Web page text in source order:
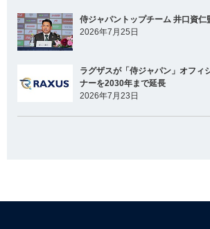
侍ジャパントップチーム 井口資仁
2026年7月25日
ラグザスが「侍ジャパン」オフィ
ナーを2030年まで延長
2026年7月23日